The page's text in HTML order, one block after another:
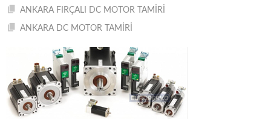
ANKARA FIRÇALI DC MOTOR TAMİRİ
ANKARA DC MOTOR TAMİRİ